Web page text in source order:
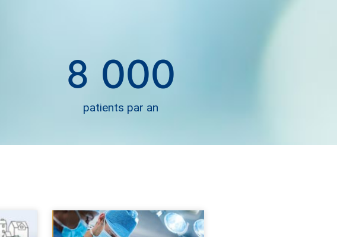
patients par an
8 000